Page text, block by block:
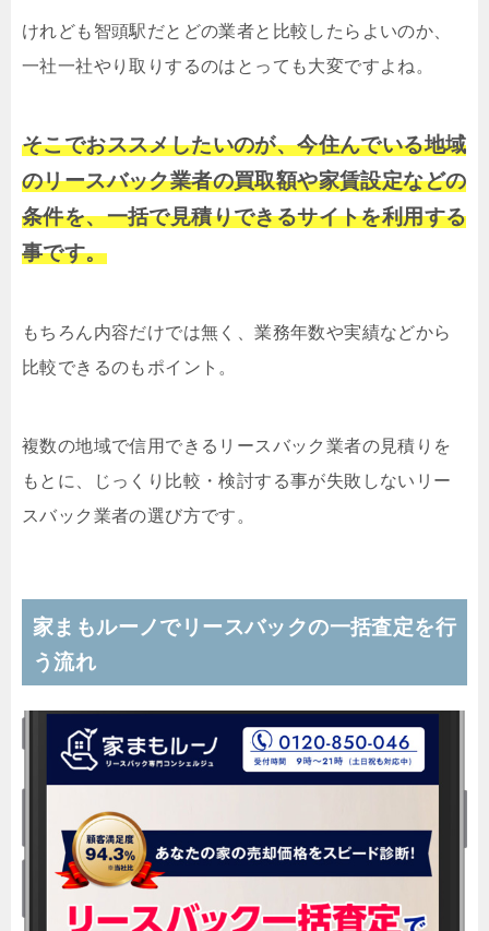
けれども智頭駅だとどの業者と比較したらよいのか、
一社一社やり取りするのはとっても大変ですよね。
そこでおススメしたいのが、今住んでいる地域
のリースバック業者の買取額や家賃設定などの
条件を、一括で見積りできるサイトを利用する
事です。
もちろん内容だけでは無く、業務年数や実績などから
比較できるのもポイント。
複数の地域で信用できるリースバック業者の見積りを
もとに、じっくり比較・検討する事が失敗しないリー
スバック業者の選び方です。
家まもルーノでリースバックの一括査定を行
う流れ